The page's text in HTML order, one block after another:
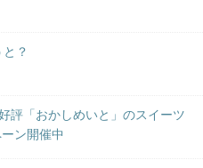
？
評「おかしめいと」のスイーツ
ン開催中